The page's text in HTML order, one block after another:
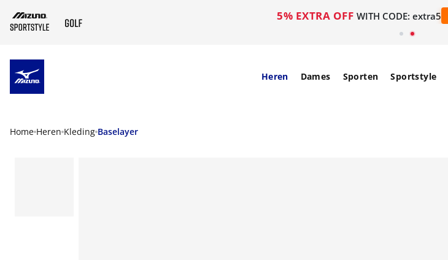
5% EXTRA OFF WITH CODE: extra5
Heren Dames Sporten Sportstyle
Home Heren Kleding Baselayer